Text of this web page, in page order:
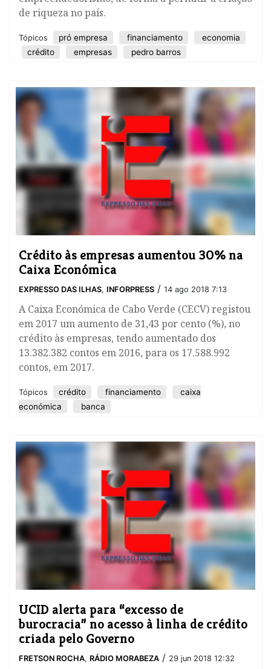
de riqueza no país.
Tópicos pró empresa financiamento
economia
crédito
empresas pedro barros
Crédito às empresas aumentou 30% na
Caixa Económica
EXPRESSO DAS ILHAS, INFORPRESS / 14 ago 2018 7:13
​A Caixa Económica de Cabo Verde (CECV) registou
em 2017 um aumento de 31,43 por cento (%), no
crédito às empresas, tendo aumentado dos
13.382.382 contos em 2016, para os 17.588.992
contos, em 2017.
Tópicos crédito financiamento
caixa
económica
banca
​UCID alerta para “excesso de
burocracia” no acesso à linha de crédito
criada pelo Governo
FRETSON ROCHA, RÁDIO MORABEZA / 29 jun 2018 12:32